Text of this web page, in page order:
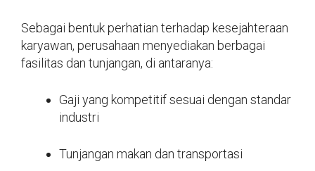
Sebagai bentuk perhatian terhadap kesejahteraan
karyawan, perusahaan menyediakan berbagai
fasilitas dan tunjangan, di antaranya:
Gaji yang kompetitif sesuai dengan standar
industri
Tunjangan makan dan transportasi